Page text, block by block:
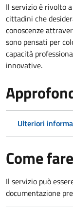
Il servizio è rivolto
cittadini che
conoscenze
sono pensati per
capacità
innovative.
Ulteriori
Come fare
Il servizio può
documentazione